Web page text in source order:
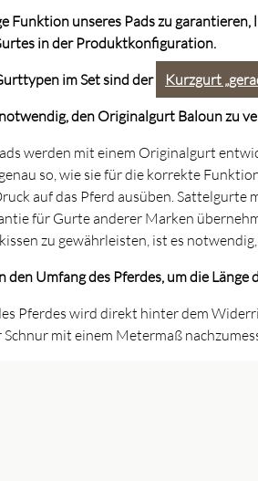
Funktion unseres Pads zu
in der Produktkonfiguration.
im Set sind der
Kurzgurt
den Originalgurt Baloun zu
werden mit einem Originalgurt
so, wie sie für die korrekte
auf das Pferd ausüben. Sattelgurte
für Gurte anderer Marken
zu gewährleisten, ist es
den Umfang des Pferdes, um die
Pferdes wird direkt hinter dem
Schnur mit einem Metermaß